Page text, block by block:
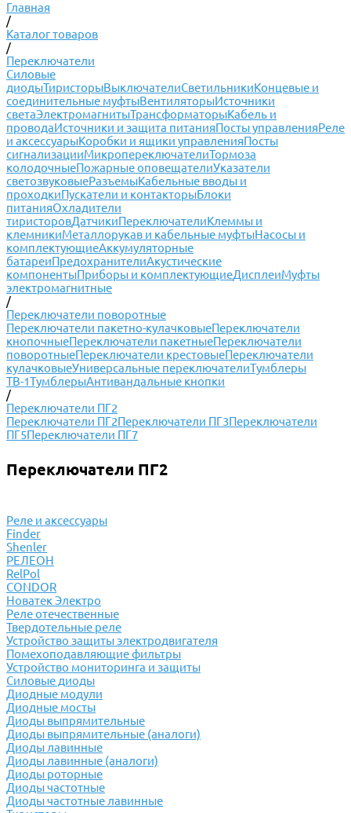
Главная
/
Каталог товаров
/
Переключатели
Силовые
диодыТиристорыВыключателиСветильникиКонцевые и
соединительные муфтыВентиляторыИсточники
светаЭлектромагнитыТрансформаторыКабель и
проводаИсточники и защита питанияПосты управленияРеле
и аксессуарыКоробки и ящики управленияПосты
сигнализацииМикропереключателиТормоза
колодочныеПожарные оповещателиУказатели
светозвуковыеРазъемыКабельные вводы и
проходкиПускатели и контакторыБлоки
питанияОхладители
тиристоровДатчикиПереключателиКлеммы и
клемникиМеталлорукав и кабельные муфтыНасосы и
комплектующиеАккумуляторные
батареиПредохранителиАкустические
компонентыПриборы и комплектующиеДисплеиМуфты
электромагнитные
/
Переключатели поворотные
Переключатели пакетно-кулачковыеПереключатели
кнопочныеПереключатели пакетныеПереключатели
поворотныеПереключатели крестовыеПереключатели
кулачковыеУниверсальные переключателиТумблеры
ТВ-1ТумблерыАнтивандальные кнопки
/
Переключатели ПГ2
Переключатели ПГ2Переключатели ПГ3Переключатели
ПГ5Переключатели ПГ7
Переключатели ПГ2
Реле и аксессуары
Finder
Shenler
РЕЛЕОН
RelPol
CONDOR
Новатек Электро
Реле отечественные
Твердотельные реле
Устройство защиты электродвигателя
Помехоподавляющие фильтры
Устройство мониторинга и защиты
Силовые диоды
Диодные модули
Диодные мосты
Диоды выпрямительные
Диоды выпрямительные (аналоги)
Диоды лавинные
Диоды лавинные (аналоги)
Диоды роторные
Диоды частотные
Диоды частотные лавинные